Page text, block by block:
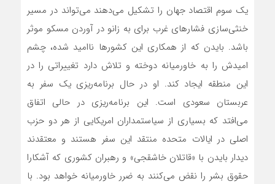
یک سوم اقتصاد جهان را تشکیل می‌دهند می‌تواند در مسیر
خنثی‌سازی فشارهای غرب برای به زانو در آوردن مسکو موثر
باشد. بایدن که از همکاری این کشورها ناامید شده، چشم
امیدش را به خاورمیانه دوخته و تلاش دارد تغییراتی را در
این منطقه ایجاد کند. او در حال برنامه‌ریزی یک سفر به
عربستان سعودی است. این برنامه‌ریزی در حالی اتفاق
می‌افتد که بسیاری از سیاستمداران امریکایی از هر دو حزب
اصلی در ایالات متحده منتقد این سفر هستند و معتقدند
دیدار بایدن با «قاتلان خاشقجی» و رهبران کشوری که آشکارا
حقوق بشر را نقض می‌کنند به ضرر خاورمیانه خواهد بود. با